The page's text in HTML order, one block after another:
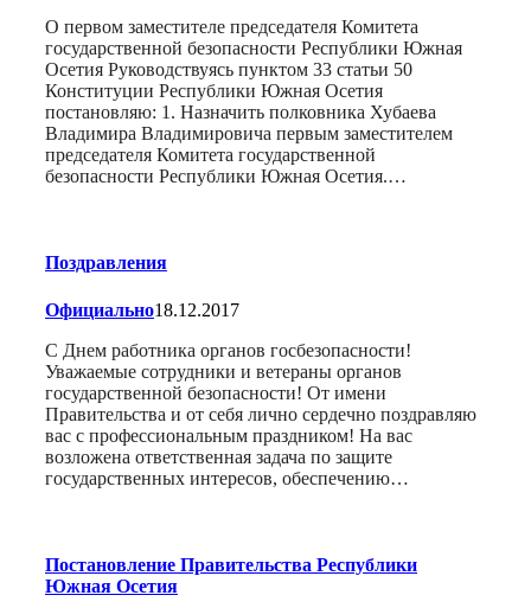
О первом заместителе председателя Комитета
государственной безопасности Республики Южная
Осетия Руководствуясь пунктом 33 статьи 50
Конституции Республики Южная Осетия
постановляю: 1. Назначить полковника Хубаева
Владимира Владимировича первым заместителем
председателя Комитета государственной
безопасности Республики Южная Осетия.…
Поздравления
Официально18.12.2017
С Днем работника органов госбезопасности!
Уважаемые сотрудники и ветераны органов
государственной безопасности! От имени
Правительства и от себя лично сердечно поздравляю
вас с профессиональным праздником! На вас
возложена ответственная задача по защите
государственных интересов, обеспечению…
Постановление Правительства Республики
Южная Осетия